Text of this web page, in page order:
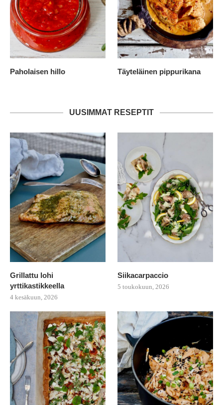
Paholaisen hillo Täyteläinen pippurikana
UUSIMMAT RESEPTIT
Grillattu lohi
yrttikastikkeella
4 kesäkuun, 2026
Siikacarpaccio
5 toukokuun, 2026